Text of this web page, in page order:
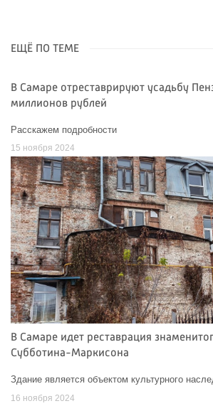
ЕЩЁ ПО ТЕМЕ
В Самаре отреставрируют усадьбу
миллионов рублей
Расскажем подробности
15 ноября 2024
В Самаре идет реставрация
Субботина-Маркисона
Здание является объектом культурного
16 ноября 2024